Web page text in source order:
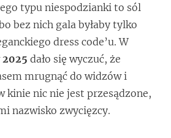
typu niespodzianki to sól
bez nich gala byłaby tylko
dress code’u. W
2025 dało się wyczuć, że
mrugnąć do widzów i
kinie nic nie jest przesądzone,
nazwisko zwycięzcy.